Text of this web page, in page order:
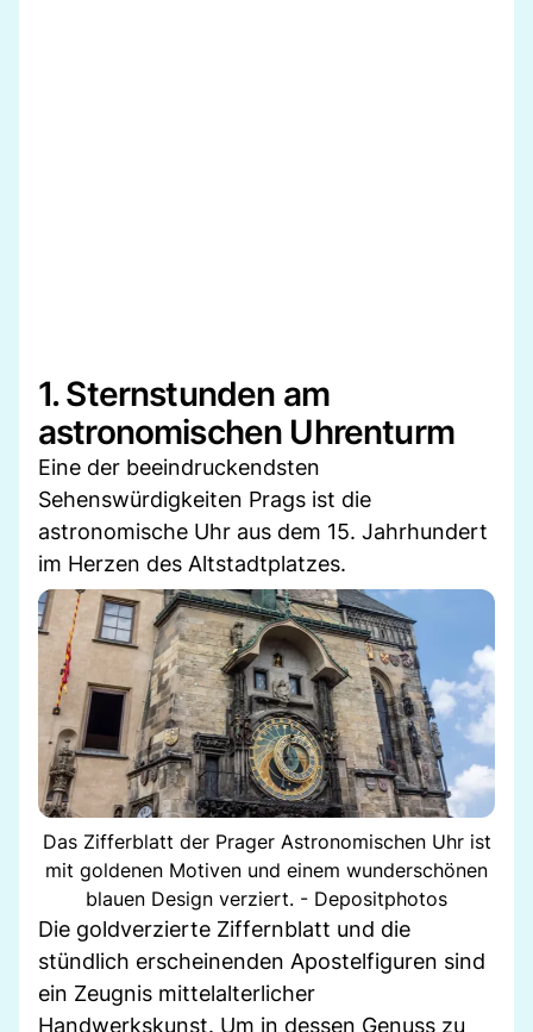
1. Sternstunden am
astronomischen Uhrenturm
Eine der beeindruckendsten
Sehenswürdigkeiten Prags ist die
astronomische Uhr aus dem 15. Jahrhundert
im Herzen des Altstadtplatzes.
Das Zifferblatt der Prager Astronomischen Uhr ist
mit goldenen Motiven und einem wunderschönen
blauen Design verziert. - Depositphotos
Die goldverzierte Ziffernblatt und die
stündlich erscheinenden Apostelfiguren sind
ein Zeugnis mittelalterlicher
Handwerkskunst. Um in dessen Genuss zu